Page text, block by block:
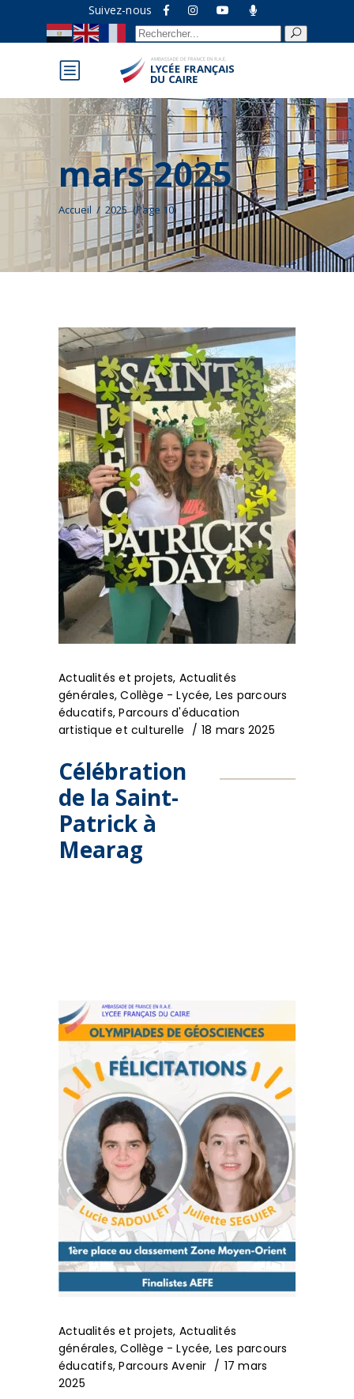
Suivez-nous
Recherche
pour :
mars 2025
Accueil / 2025 (Page 10)
Actualités et projets, Actualités
générales,Collège - Lycée, Les parcours
éducatifs,Parcours d'éducation
artistique et culturelle
18 mars 2025
Célébration
de la Saint-
Patrick à
Mearag
Actualités et projets, Actualités
générales,Collège - Lycée, Les parcours
éducatifs,Parcours Avenir
17 mars
2025